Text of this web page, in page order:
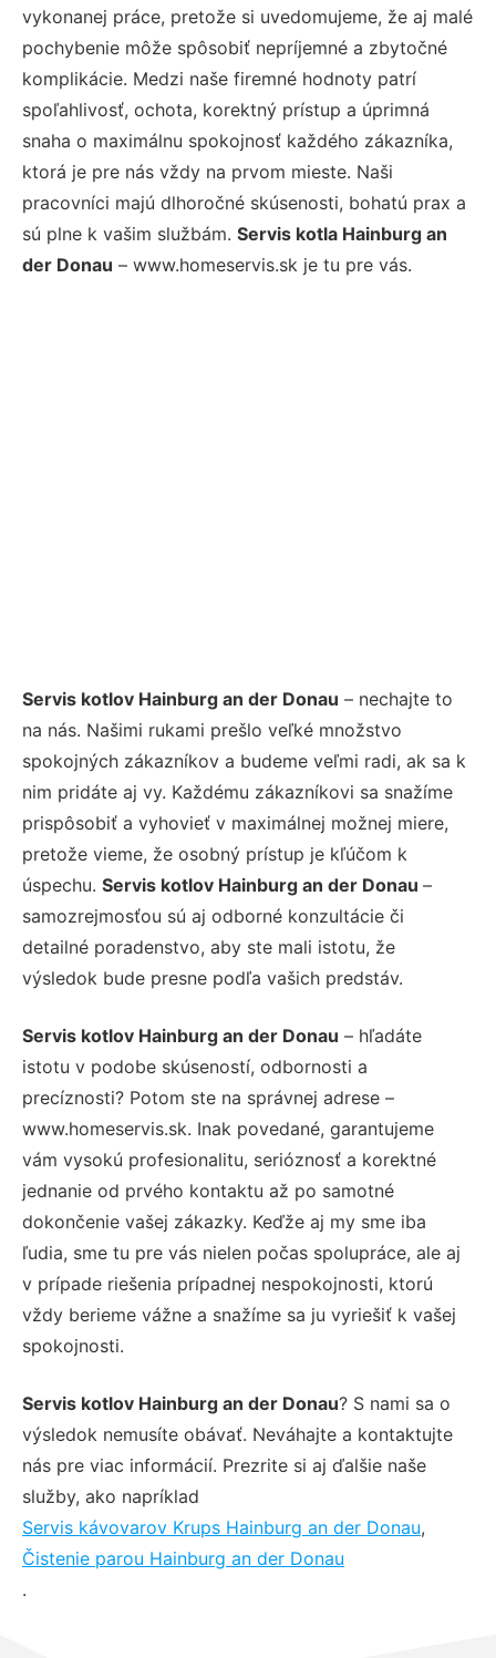
vykonanej práce, pretože si uvedomujeme, že aj malé
pochybenie môže spôsobiť nepríjemné a zbytočné
komplikácie. Medzi naše firemné hodnoty patrí
spoľahlivosť, ochota, korektný prístup a úprimná
snaha o maximálnu spokojnosť každého zákazníka,
ktorá je pre nás vždy na prvom mieste. Naši
pracovníci majú dlhoročné skúsenosti, bohatú prax a
sú plne k vašim službám. Servis kotla Hainburg an
der Donau – www.homeservis.sk je tu pre vás.
Servis kotlov Hainburg an der Donau – nechajte to
na nás. Našimi rukami prešlo veľké množstvo
spokojných zákazníkov a budeme veľmi radi, ak sa k
nim pridáte aj vy. Každému zákazníkovi sa snažíme
prispôsobiť a vyhovieť v maximálnej možnej miere,
pretože vieme, že osobný prístup je kľúčom k
úspechu. Servis kotlov Hainburg an der Donau –
samozrejmosťou sú aj odborné konzultácie či
detailné poradenstvo, aby ste mali istotu, že
výsledok bude presne podľa vašich predstáv.
Servis kotlov Hainburg an der Donau – hľadáte
istotu v podobe skúseností, odbornosti a
precíznosti? Potom ste na správnej adrese –
www.homeservis.sk. Inak povedané, garantujeme
vám vysokú profesionalitu, serióznosť a korektné
jednanie od prvého kontaktu až po samotné
dokončenie vašej zákazky. Keďže aj my sme iba
ľudia, sme tu pre vás nielen počas spolupráce, ale aj
v prípade riešenia prípadnej nespokojnosti, ktorú
vždy berieme vážne a snažíme sa ju vyriešiť k vašej
spokojnosti.
Servis kotlov Hainburg an der Donau? S nami sa o
výsledok nemusíte obávať. Neváhajte a kontaktujte
nás pre viac informácií. Prezrite si aj ďalšie naše
služby, ako napríklad
Servis kávovarov Krups Hainburg an der Donau,
Čistenie parou Hainburg an der Donau
.